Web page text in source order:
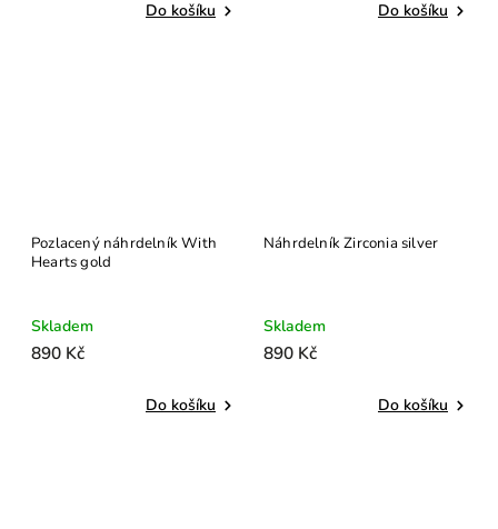
Do košíku Do košíku
Pozlacený náhrdelník With
Hearts gold
Skladem
890 Kč
Do košíku
Náhrdelník Zirconia silver
Skladem
890 Kč
Do košíku